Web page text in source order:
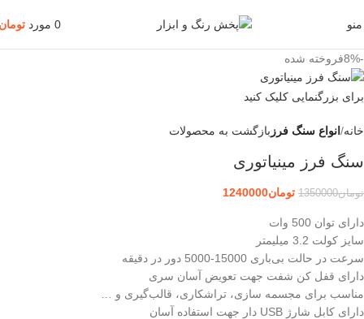
منو 0 مورد
-8% فروخته شده
برای بزرگنمایی کلیک کنید
خانه انواع سنگ فرز بازگشت به محصولات
سنگ فرز مینیاتوری
تومان1350000 تومان1240000
دارای توان 500 وات
سایز کولت 3.2 میلیمتر
سرعت در حالت بی‌باری 15000-5000 دور در دقيقه
دارای قفل کن شفت جهت تعویض آسان سری
مناسب برای مجسمه سازی، تراشکاری، قالب‌گیری و …
دارای کابل شارژ USB دار جهت استفاده آسان